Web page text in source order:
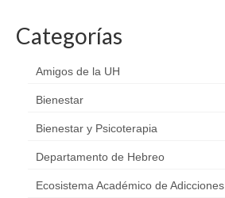
Categorías
Amigos de la UH
Bienestar
Bienestar y Psicoterapia
Departamento de Hebreo
Ecosistema Académico de Adicciones